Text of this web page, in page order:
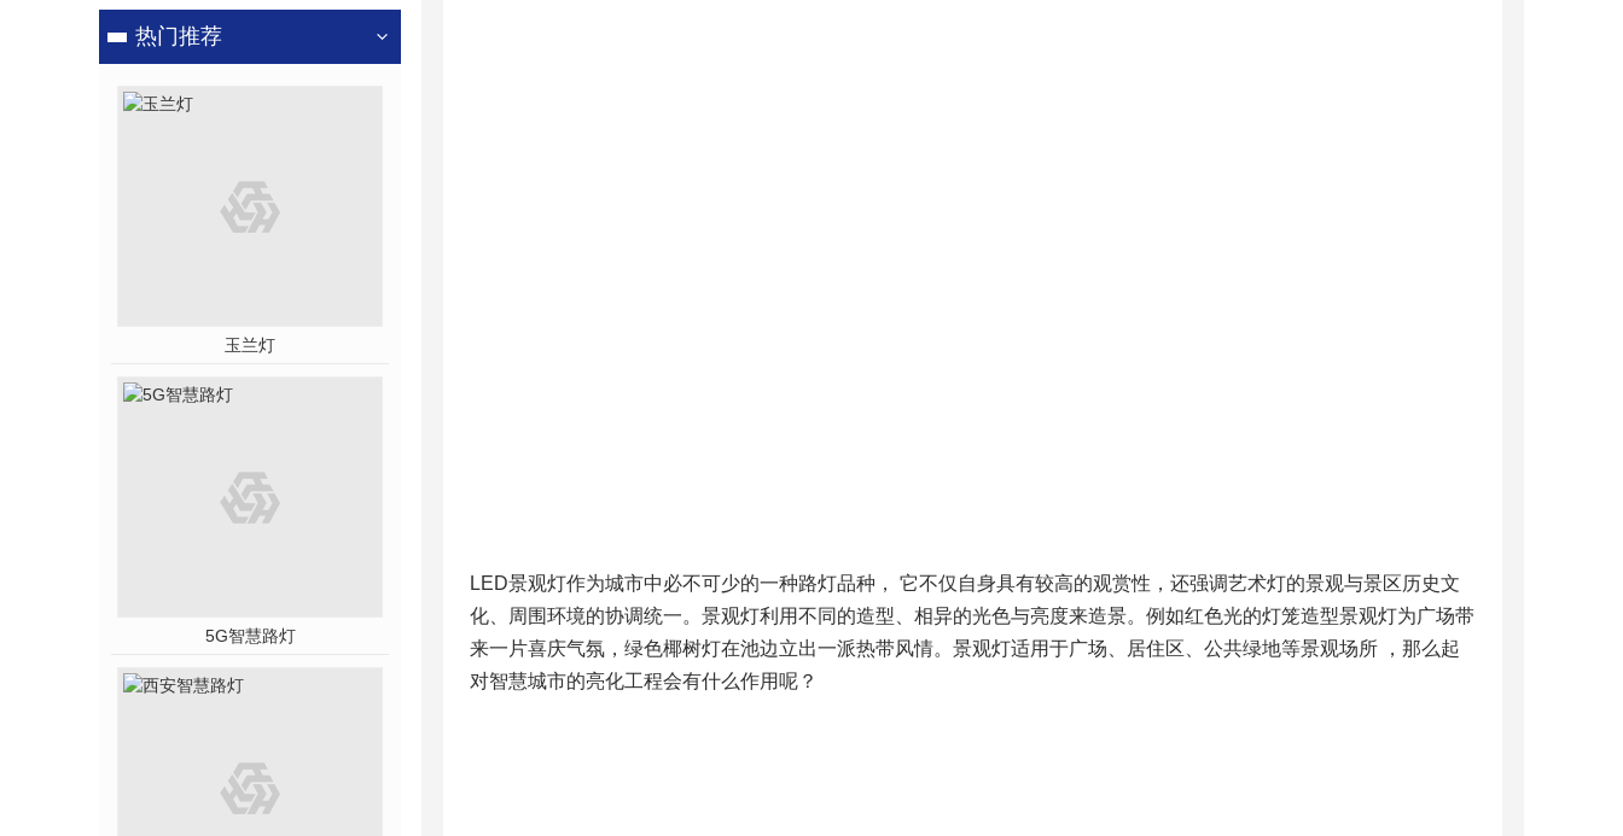
热门推荐
玉兰灯
5G智慧路灯
LED景观灯作为城市中必不可少的一种路灯品种， 它不仅自身具有较高的观赏性，还强调艺术灯的景观与景区历史文
化、周围环境的协调统一。景观灯利用不同的造型、相异的光色与亮度来造景。例如红色光的灯笼造型景观灯为广场带
来一片喜庆气氛，绿色椰树灯在池边立出一派热带风情。景观灯适用于广场、居住区、公共绿地等景观场所 ，那么起
对智慧城市的亮化工程会有什么作用呢？